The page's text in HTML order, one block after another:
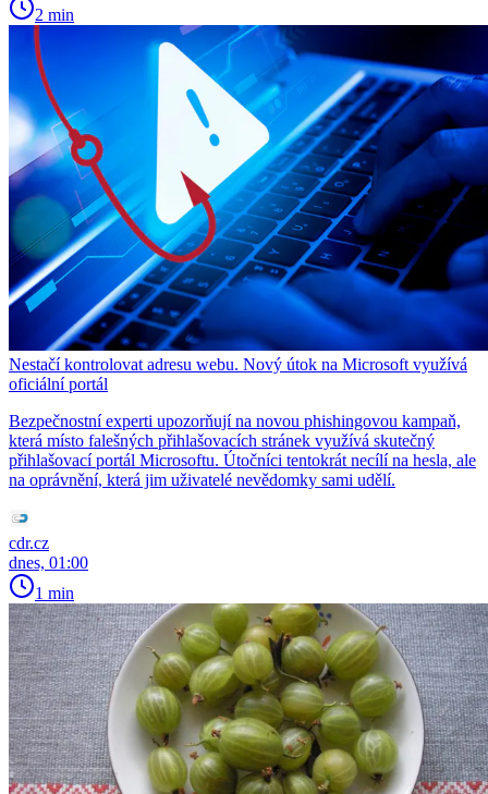
2 min
Nestačí kontrolovat adresu webu. Nový útok na Microsoft využívá
oficiální portál
Bezpečnostní experti upozorňují na novou phishingovou kampaň,
která místo falešných přihlašovacích stránek využívá skutečný
přihlašovací portál Microsoftu. Útočníci tentokrát necílí na hesla, ale
na oprávnění, která jim uživatelé nevědomky sami udělí.
cdr.cz
dnes, 01:00
1 min